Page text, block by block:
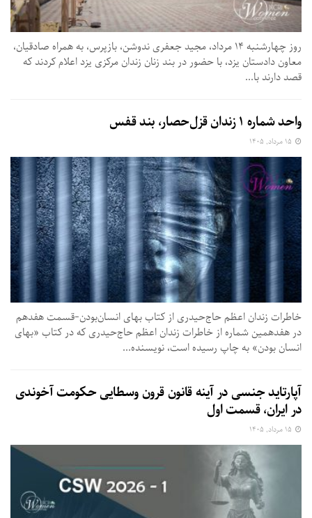
روز چهارشنبه ۱۴ مرداد، مجید جعفری ندوشن، بازپرس، به همراه صادقیان،
معاون دادستان یزد، با حضور در بند زنان زندان مرکزی یزد اعلام کردند که
قصد دارند با...
واحد شماره ۱ زندان قزل‌حصار، بند قفس
خاطرات زندان اعظم حاج‌حیدری از کتاب بهای انسان‌بودن-قسمت هفدهم
در هفدهمین شماره از خاطرات زندان اعظم حاج‌حیدری که در کتاب «بهای
انسان بودن» به چاپ رسیده است،‌ نویسنده...
آپارتاید جنسی در آینه قانون قرون وسطایی حکومت آخوندی
در ایران، قسمت اول